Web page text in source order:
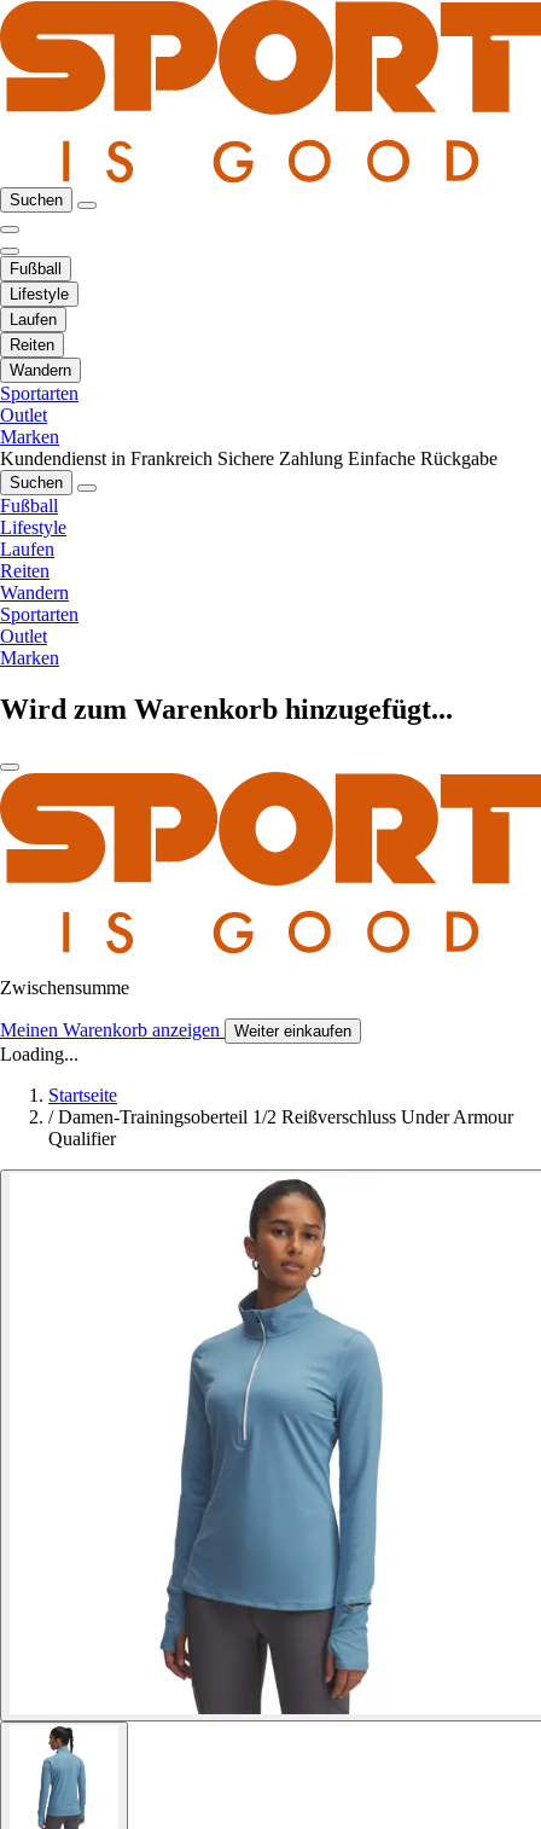
Suchen
Fußball
Lifestyle
Laufen
Reiten
Wandern
Sportarten
Outlet
Marken
Kundendienst in Frankreich Sichere Zahlung Einfache Rückgabe
Suchen
Fußball
Lifestyle
Laufen
Reiten
Wandern
Sportarten
Outlet
Marken
Wird zum Warenkorb hinzugefügt...
Zwischensumme
Meinen Warenkorb anzeigen Weiter einkaufen
Loading...
Startseite
/ Damen-Trainingsoberteil 1/2 Reißverschluss Under Armour
Qualifier